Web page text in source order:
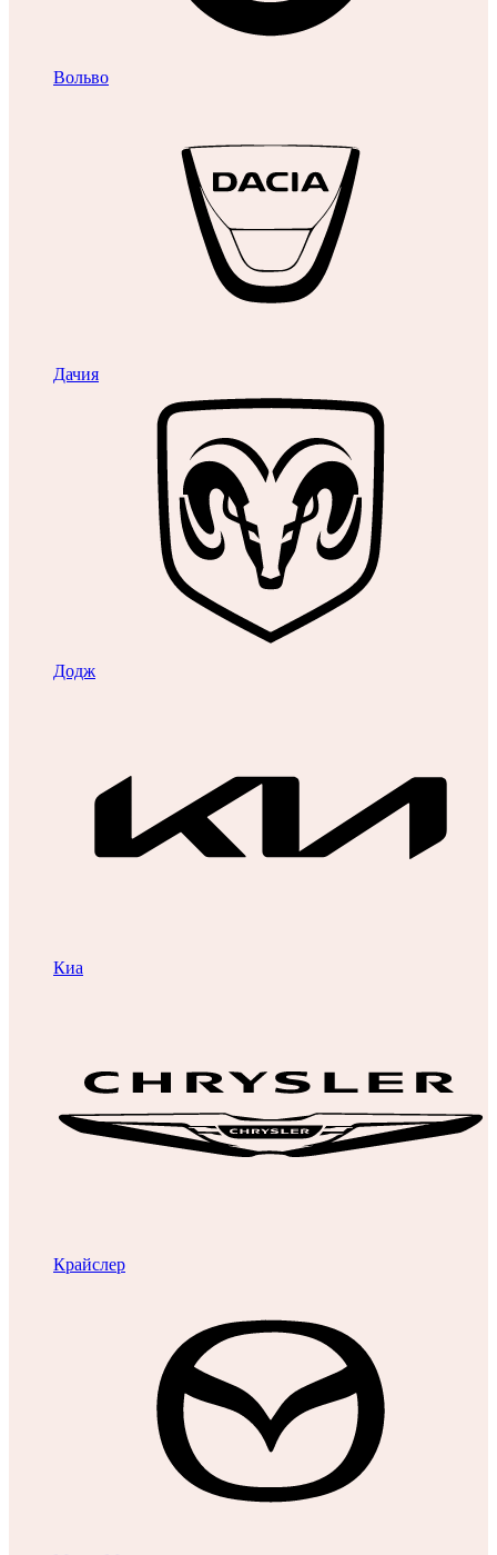
Вольво
Дачия
Додж
Киа
Крайслер